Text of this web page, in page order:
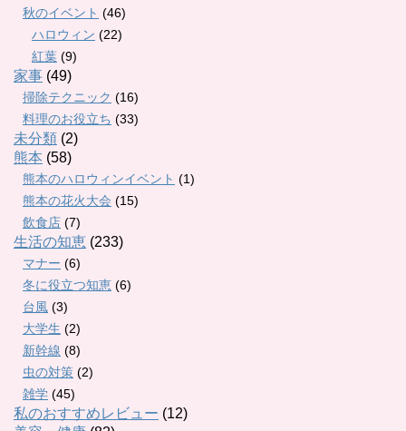
秋のイベント (46)
ハロウィン (22)
紅葉 (9)
家事 (49)
掃除テクニック (16)
料理のお役立ち (33)
未分類 (2)
熊本 (58)
熊本のハロウィンイベント (1)
熊本の花火大会 (15)
飲食店 (7)
生活の知恵 (233)
マナー (6)
冬に役立つ知恵 (6)
台風 (3)
大学生 (2)
新幹線 (8)
虫の対策 (2)
雑学 (45)
私のおすすめレビュー (12)